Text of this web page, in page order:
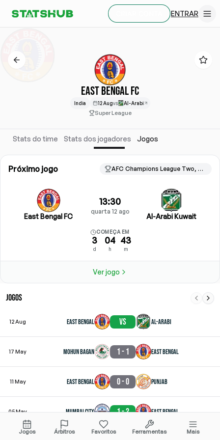
ENTRAR
EAST BENGAL FC
India 12 Augvs Al-Arabi
Super League
Stats do time Stats dos jogadores Jogos
Próximo jogo AFC Champions League Two, Qualification
East Bengal FC
13:30
quarta 12 ago
Al-Arabi Kuwait
COMEÇA EM
3
d
04
h
43
m
Ver jogo
JOGOS
12 Aug East Bengal vs Al-Arabi
17 May Mohun Bagan 1 - 1 East Bengal
11 May East Bengal 0 - 0 Punjab
05 May Mumbai City 1 - 2 East Bengal
Jogos Árbitros Favoritos Ferramentas Mais